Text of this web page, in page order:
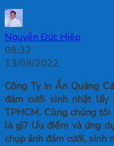
Nguyễn Đức Hiệp
08:32
13/08/2022
Công Ty In Ấn Quảng
đám cưới sinh nhật lấy
TPHCM. Cùng chúng
là gì? Ưu điểm và ứng
chụp ảnh đám cưới, sinh